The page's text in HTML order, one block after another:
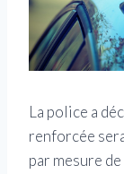
La police a
renforcée
par mesure